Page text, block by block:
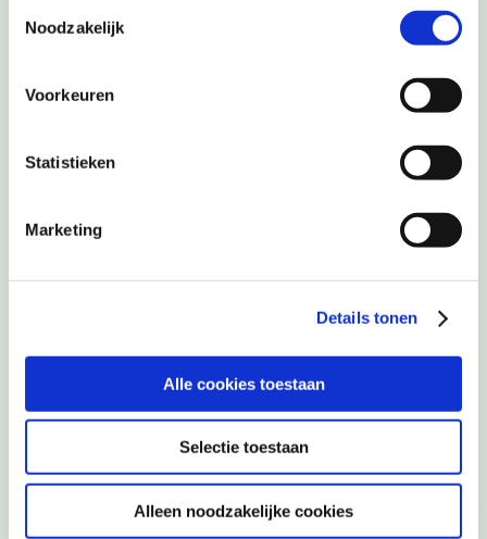
Noodzakelijk
Voorkeuren
Statistieken
Marketing
Details tonen
Alle cookies toestaan
Selectie toestaan
Alleen noodzakelijke cookies
Rafelingsproeven op
Hoogwaardige urban